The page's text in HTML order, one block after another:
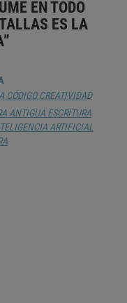
EN TODO
ES LA
CÓDIGO CREATIVIDAD
ANTIGUA ESCRITURA
ARTIFICIAL